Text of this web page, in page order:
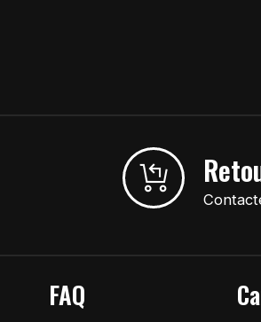
FAQ